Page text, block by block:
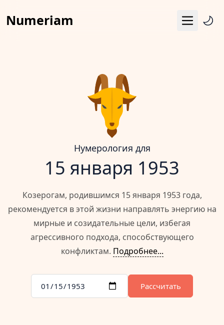
Numeriam Меню
Матрица судьбы
Гороскоп
Календарь
Нумерология для
15 января 1953
Козерогам, родившимся 15 января 1953 года,
рекомендуется в этой жизни направлять энергию на
мирные и созидательные цели, избегая
агрессивного подхода, способствующего
конфликтам. Подробнее...
Рассчитать